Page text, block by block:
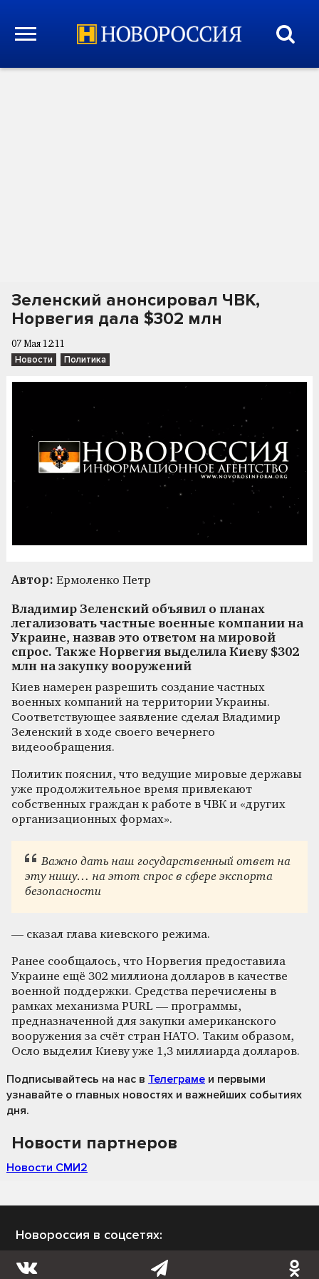
Зеленский анонсировал ЧВК,
Норвегия дала $302 млн
07 Мая 12:11
Новости Политика
Автор: Ермоленко Петр
Владимир Зеленский объявил о планах
легализовать частные военные компании на
Украине, назвав это ответом на мировой
спрос. Также Норвегия выделила Киеву $302
млн на закупку вооружений
Киев намерен разрешить создание частных
военных компаний на территории Украины.
Соответствующее заявление сделал Владимир
Зеленский в ходе своего вечернего
видеообращения.
Политик пояснил, что ведущие мировые державы
уже продолжительное время привлекают
собственных граждан к работе в ЧВК и «других
организационных формах».
Важно дать наш государственный ответ на
эту нишу… на этот спрос в сфере экспорта
безопасности
— сказал глава киевского режима.
Ранее сообщалось, что Норвегия предоставила
Украине ещё 302 миллиона долларов в качестве
военной поддержки. Средства перечислены в
рамках механизма PURL — программы,
предназначенной для закупки американского
вооружения за счёт стран НАТО. Таким образом,
Осло выделил Киеву уже 1,3 миллиарда долларов.
Подписывайтесь на нас в Телеграме и первыми
узнавайте о главных новостях и важнейших событиях
дня.
Новости партнеров
Новости СМИ2
Новороссия в соцсетях: